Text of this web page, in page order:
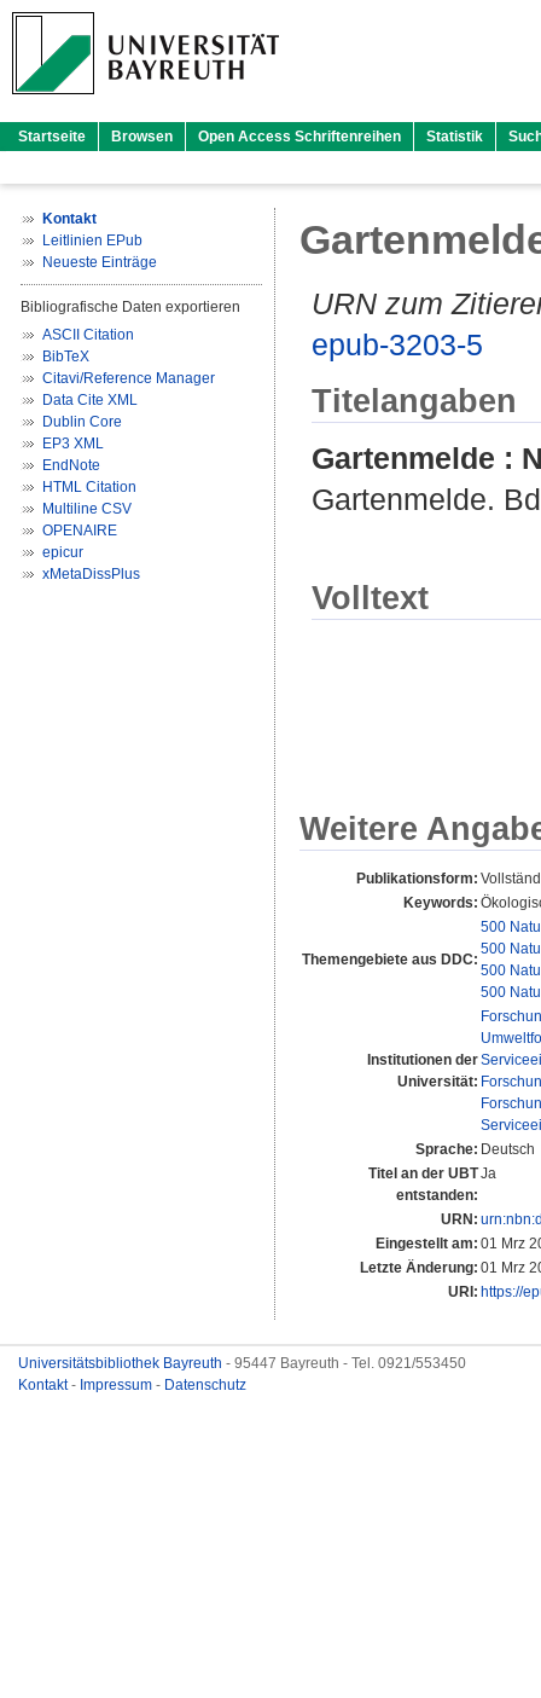
Startseite Browsen Open Access Schriftenreihen Statistik
Kontakt
Leitlinien EPub
Neueste Einträge
Bibliografische Daten exportieren
ASCII Citation
BibTeX
Citavi/Reference Manager
Data Cite XML
Dublin Core
EP3 XML
EndNote
HTML Citation
Multiline CSV
OPENAIRE
epicur
xMetaDissPlus
URN zum
epub-3203-5
Titelangaben
Gartenmelde :
Gartenmelde.
Volltext
Weitere
Publikationsform:
Keywords:
Themengebiete aus DDC:
500
500
500
500
Institutionen der
Universität:
Sprache: Deutsch
Titel an der UBT
entstanden:
Ja
URN:
Eingestellt am: 01 Mrz
Letzte Änderung: 01 Mrz
URI: https://
Universitätsbibliothek Bayreuth - 95447 Bayreuth - Tel. 0921/553450
Kontakt- Impressum - Datenschutz